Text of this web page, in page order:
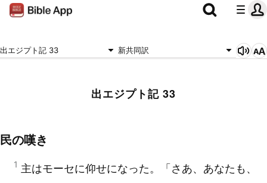
出エジプト記 33 新共同訳
出エジプト記 33
民の嘆き
1 主はモーセに仰せになった。「さあ、あなたも、